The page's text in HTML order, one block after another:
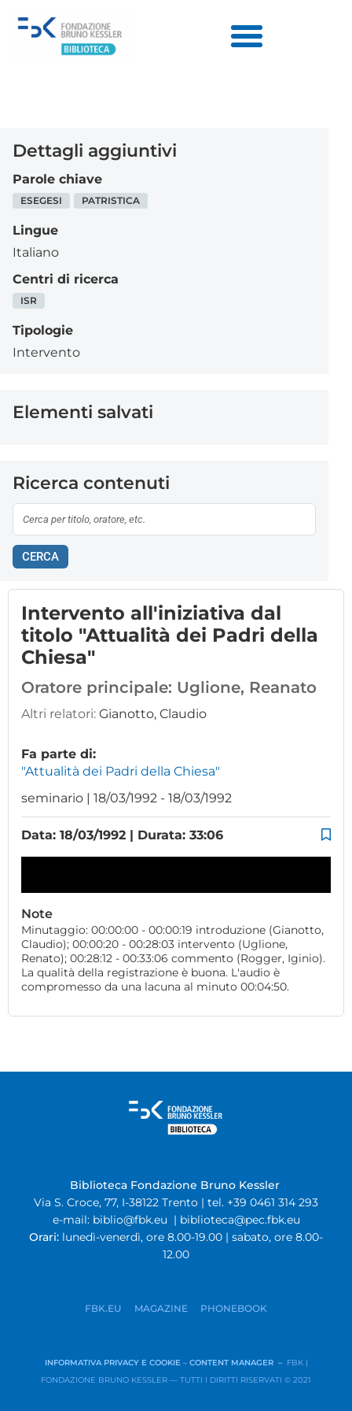
Dettagli aggiuntivi
Parole chiave
ESEGESI PATRISTICA
Lingue
Italiano
Centri di ricerca
ISR
Tipologie
Intervento
Elementi salvati
Ricerca contenuti
CERCA
Intervento all'iniziativa dal
titolo "Attualità dei Padri della
Chiesa"
Oratore principale: Uglione, Reanato
Altri relatori: Gianotto, Claudio
Fa parte di:
"Attualità dei Padri della Chiesa"
seminario | 18/03/1992 - 18/03/1992
Data: 18/03/1992 | Durata: 33:06
Note
Minutaggio: 00:00:00 - 00:00:19 introduzione (Gianotto,
Claudio); 00:00:20 - 00:28:03 intervento (Uglione,
Renato); 00:28:12 - 00:33:06 commento (Rogger, Iginio).
La qualità della registrazione è buona. L'audio è
compromesso da una lacuna al minuto 00:04:50.
Biblioteca Fondazione Bruno Kessler
Via S. Croce, 77, I-38122 Trento | tel. +39 0461 314 293
e-mail: biblio@fbk.eu | biblioteca@pec.fbk.eu
Orari: lunedì-venerdì, ore 8.00-19.00 | sabato, ore 8.00-
12.00
FBK.EU MAGAZINE PHONEBOOK
INFORMATIVA PRIVACY E COOKIE – CONTENT MANAGER – FBK |
FONDAZIONE BRUNO KESSLER — TUTTI I DIRITTI RISERVATI © 2021